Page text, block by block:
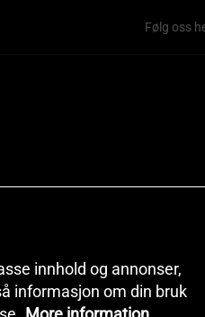
Følg oss
innhold og annonser,
informasjon om din bruk